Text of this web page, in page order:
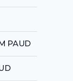
PAUD